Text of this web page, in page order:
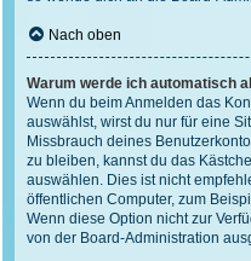
Nach oben
Warum werde ich automatisch
Wenn du beim Anmelden das
auswählst, wirst du nur für eine
Missbrauch deines
zu bleiben, kannst du das
auswählen. Dies ist nicht
öffentlichen Computer, zum
Wenn diese Option nicht zur
von der Board-Administration